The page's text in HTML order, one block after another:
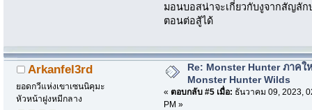
มอนบอสน่าจะเกี่ยวกับงูจากสัญลั
ตอนต่อสู้ได้
Arkanfel3rd
ยอดกวีแห่งเขาเซนนิคุมะ
หัวหน้าฝูงหมีกลาง
Re: Monster Hunter ภาคใ
Monster Hunter Wilds
« ตอบกลับ #5 เมื่อ: ธันวาคม 09, 2023,
PM »